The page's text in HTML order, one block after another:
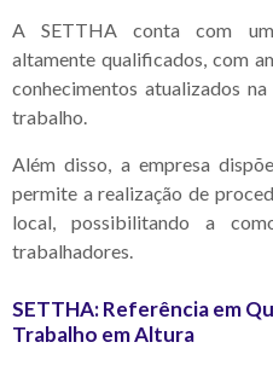
A SETTHA conta com
altamente qualificados, com
conhecimentos atualizados
trabalho.
Além disso, a empresa
permite a realização de
local, possibilitando a
trabalhadores.
SETTHA: Referência em
Trabalho em Altura